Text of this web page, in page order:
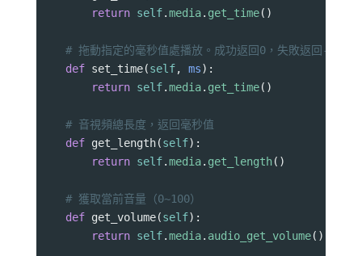
return self.media. get_time()
# 拖動指定的毫秒值處播放。成功返回0，失敗返回-1 (
def set_time(self, ms):
return self.media. get_time()
# 音視頻總長度，返回毫秒值
def get_length(self):
return self.media. get_length()
# 獲取當前音量（0~100）
def get_volume(self):
return self.media. audio_get_volume()